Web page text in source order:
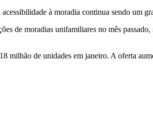
à moradia continua sendo um
de moradias unifamiliares no mês
milhão de unidades em janeiro. A oferta